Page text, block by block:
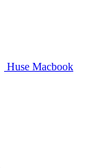
Huse Macbook